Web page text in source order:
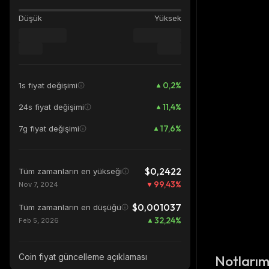
Düşük Yüksek
1s fiyat değişimi 0,2%
24s fiyat değişimi 11,4%
7g fiyat değişimi 17,6%
Tüm zamanların en yükseği $0,2422
Nov 7, 2024 99,43%
Tüm zamanların en düşüğü $0,001037
Feb 5, 2026 32,24%
Coin fiyat güncelleme açıklaması Notlarım